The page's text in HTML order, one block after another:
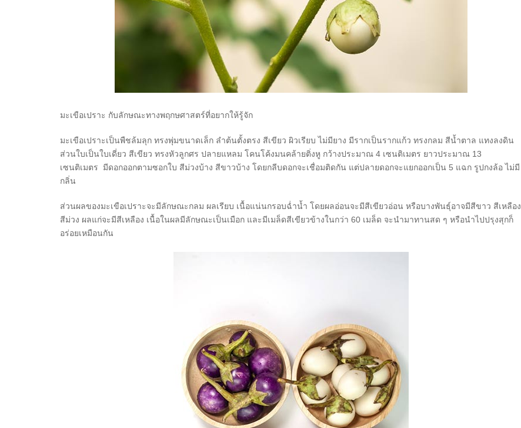
มะเขือเปราะ กับลักษณะทางพฤกษศาสตร์ที่อยากให้รู้จัก
มะเขือเปราะเป็นพืชล้มลุก ทรงพุ่มขนาดเล็ก ลำต้นตั้งตรง สีเขียว ผิวเรียบ ไม่มียาง มีรากเป็นรากแก้ว ทรงกลม สีน้ำตาล แทงลงดิน
ส่วนใบเป็นใบเดี่ยว สีเขียว ทรงหัวลูกศร ปลายแหลม โคนโค้งมนคล้ายติ่งหู กว้างประมาณ 4 เซนติเมตร ยาวประมาณ 13
เซนติเมตร มีดอกออกตามซอกใบ สีม่วงบ้าง สีขาวบ้าง โดยกลีบดอกจะเชื่อมติดกัน แต่ปลายดอกจะแยกออกเป็น 5 แฉก รูปกงล้อ ไม่มี
กลิ่น
ส่วนผลของมะเขือเปราะจะมีลักษณะกลม ผลเรียบ เนื้อแน่นกรอบฉ่ำน้ำ โดยผลอ่อนจะมีสีเขียวอ่อน หรือบางพันธุ์อาจมีสีขาว สีเหลือง
สีม่วง ผลแก่จะมีสีเหลือง เนื้อในผลมีลักษณะเป็นเมือก และมีเมล็ดสีเขียวข้างในกว่า 60 เมล็ด จะนำมาทานสด ๆ หรือนำไปปรุงสุกก็
อร่อยเหมือนกัน